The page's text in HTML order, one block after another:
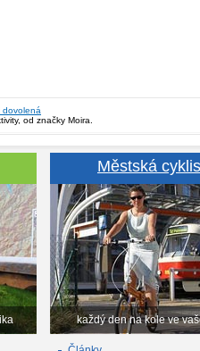
dovolená
od značky Moira.
Městská
každý den na kole ve